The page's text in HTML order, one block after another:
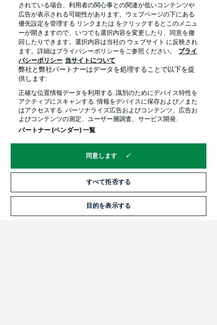
BUNDESLIGA APP
Official Partners
プライバシー・ポリシー 優先設定を管理する
されている場合、利用者の関心事との関連が低いコンテンツや
広告が表示される可能性があります。ウェブページの下にある
優先設定を管理する リンクまたは をクリックするとこのメニュ
ーが開きますので、いつでも選択内容を変更したり、同意を撤
回したりできます。選択内容は当社の ウェブサイト に反映され
ます。詳細はプライバシーポリシーをご参照ください。
プライ
バシーポリシー 当サイトについて
弊社と弊社パートナーはデータを処理することで以下を提
供します:
正確な位置情報データを利用する. 識別のためにデバイス特性を
アクティブにスキャンする. 情報をデバイスに保存および／また
はアクセスする. パーソナライズ広告およびコンテンツ、広告お
よびコンテンツの測定、ユーザー層調査、サービス開発.
パートナー (ベンダー) 一覧
同意します
すべて拒否する
目的を表示する